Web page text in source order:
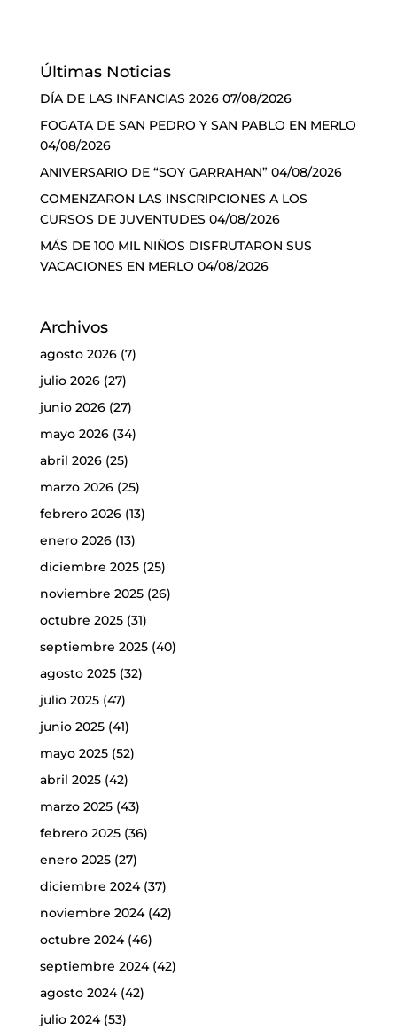
Últimas Noticias
DÍA DE LAS INFANCIAS 2026 07/08/2026
FOGATA DE SAN PEDRO Y SAN PABLO EN MERLO
04/08/2026
ANIVERSARIO DE “SOY GARRAHAN” 04/08/2026
COMENZARON LAS INSCRIPCIONES A LOS
CURSOS DE JUVENTUDES 04/08/2026
MÁS DE 100 MIL NIÑOS DISFRUTARON SUS
VACACIONES EN MERLO 04/08/2026
Archivos
agosto 2026(7)
julio 2026(27)
junio 2026(27)
mayo 2026(34)
abril 2026(25)
marzo 2026(25)
febrero 2026(13)
enero 2026(13)
diciembre 2025(25)
noviembre 2025(26)
octubre 2025(31)
septiembre 2025(40)
agosto 2025(32)
julio 2025(47)
junio 2025(41)
mayo 2025(52)
abril 2025(42)
marzo 2025(43)
febrero 2025(36)
enero 2025(27)
diciembre 2024(37)
noviembre 2024(42)
octubre 2024(46)
septiembre 2024(42)
agosto 2024(42)
julio 2024(53)